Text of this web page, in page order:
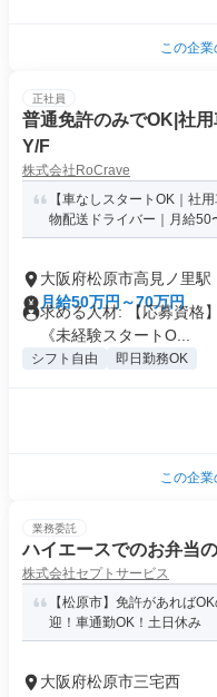
この企
正社員
普通免許のみでOK|社
Y/F
株式会社RoCrave
【車なしスタートOK｜社
物配送ドライバー｜月給50
大阪府松原市高見ノ里駅
月給50万円～70万円
求める人材: 【応募資格
《未経験スタートO...
シフト自由 即日勤務OK
この企
業務委託
ハイエースでのお弁当
株式会社セプトサービス
【松原市】免許があれば
迎！車通勤OK！土日休み
大阪府松原市三宅西